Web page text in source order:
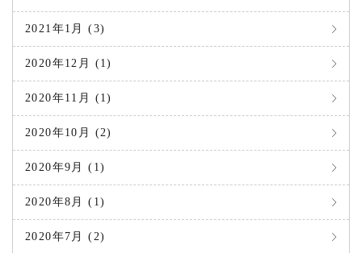
2021年1月 (3)
2020年12月 (1)
2020年11月 (1)
2020年10月 (2)
2020年9月 (1)
2020年8月 (1)
2020年7月 (2)